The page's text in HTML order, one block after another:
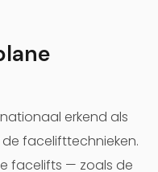
erkend als
facelifttechnieken.
facelifts — zoals de